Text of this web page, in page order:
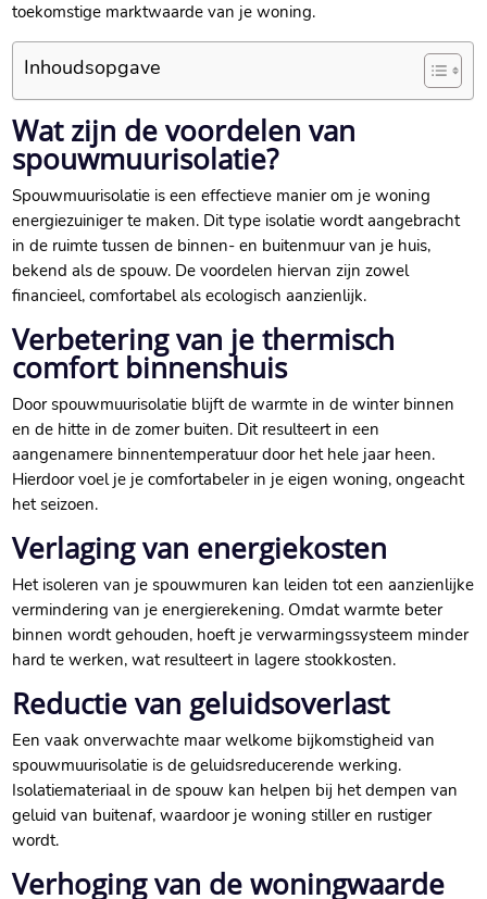
toekomstige marktwaarde van je woning.​
Inhoudsopgave
Wat zijn de voordelen van
spouwmuurisolatie?
Spouwmuurisolatie is een effectieve manier om je woning
energiezuiniger te maken.​ Dit type isolatie wordt aangebracht
in de ruimte tussen de binnen- en buitenmuur van je huis,
bekend als de spouw.​ De voordelen hiervan zijn zowel
financieel, comfortabel als ecologisch aanzienlijk.​
Verbetering van je thermisch
comfort binnenshuis
Door spouwmuurisolatie blijft de warmte in de winter binnen
en de hitte in de zomer buiten.​ Dit resulteert in een
aangenamere binnentemperatuur door het hele jaar heen.​
Hierdoor voel je je comfortabeler in je eigen woning, ongeacht
het seizoen.​
Verlaging van energiekosten
Het isoleren van je spouwmuren kan leiden tot een aanzienlijke
vermindering van je energierekening.​ Omdat warmte beter
binnen wordt gehouden, hoeft je verwarmingssysteem minder
hard te werken, wat resulteert in lagere stookkosten.​
Reductie van geluidsoverlast
Een vaak onverwachte maar welkome bijkomstigheid van
spouwmuurisolatie is de geluidsreducerende werking.​
Isolatiemateriaal in de spouw kan helpen bij het dempen van
geluid van buitenaf, waardoor je woning stiller en rustiger
wordt.​
Verhoging van de woningwaarde